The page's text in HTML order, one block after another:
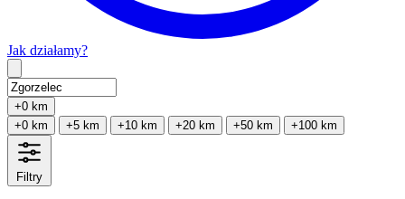
Jak działamy?
+0 km
+0 km
+5 km +10 km +20 km +50 km +100 km
Filtry